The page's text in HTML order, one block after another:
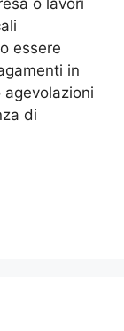
essere
in
di